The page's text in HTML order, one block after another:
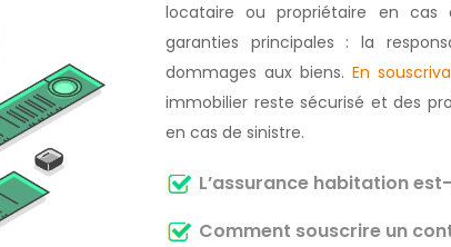
locataire ou propriétaire en cas
garanties principales : la
dommages aux biens. En
immobilier reste sécurisé et des
en cas de sinistre.
L’assurance habitation
Comment souscrire un